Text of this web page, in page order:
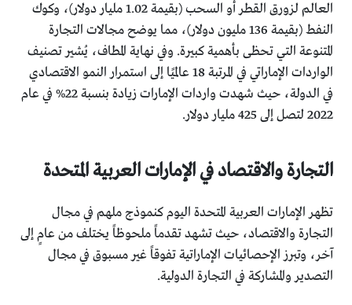
العالم لزورق القطر أو السحب (بقيمة 1.02 مليار دولار)، وكوك
النفط (بقيمة 136 مليون دولار)، مما يوضح مجالات التجارة
المتنوعة التي تحظى بأهمية كبيرة. وفي نهاية المطاف، يُشير تصنيف
الواردات الإماراتي في المرتبة 18 عالميًا إلى استمرار النمو الاقتصادي
في الدولة، حيث شهدت واردات الإمارات زيادة بنسبة 22% في عام
2022 لتصل إلى 425 مليار دولار.
التجارة والاقتصاد في الإمارات العربية المتحدة
تظهر الإمارات العربية المتحدة اليوم كنموذج ملهم في مجال
التجارة والاقتصاد، حيث تشهد تقدماً ملحوظاً يختلف من عامٍ إلى
آخر، وتبرز الإحصائيات الإماراتية تفوقاً غير مسبوق في مجال
التصدير والمشاركة في التجارة الدولية.